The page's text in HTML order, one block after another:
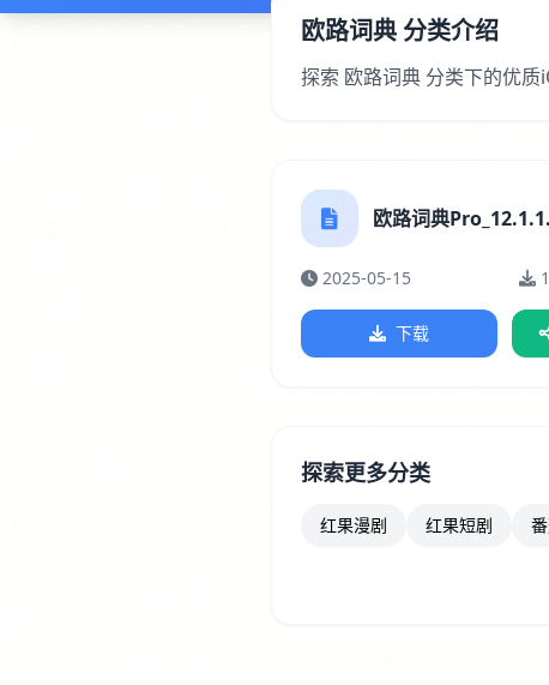
欧路词典 分类介绍
探索 欧路词典 分类下的优质
欧路词典
2025-05-15
下载
探索更多分类
红果漫剧 红果短剧